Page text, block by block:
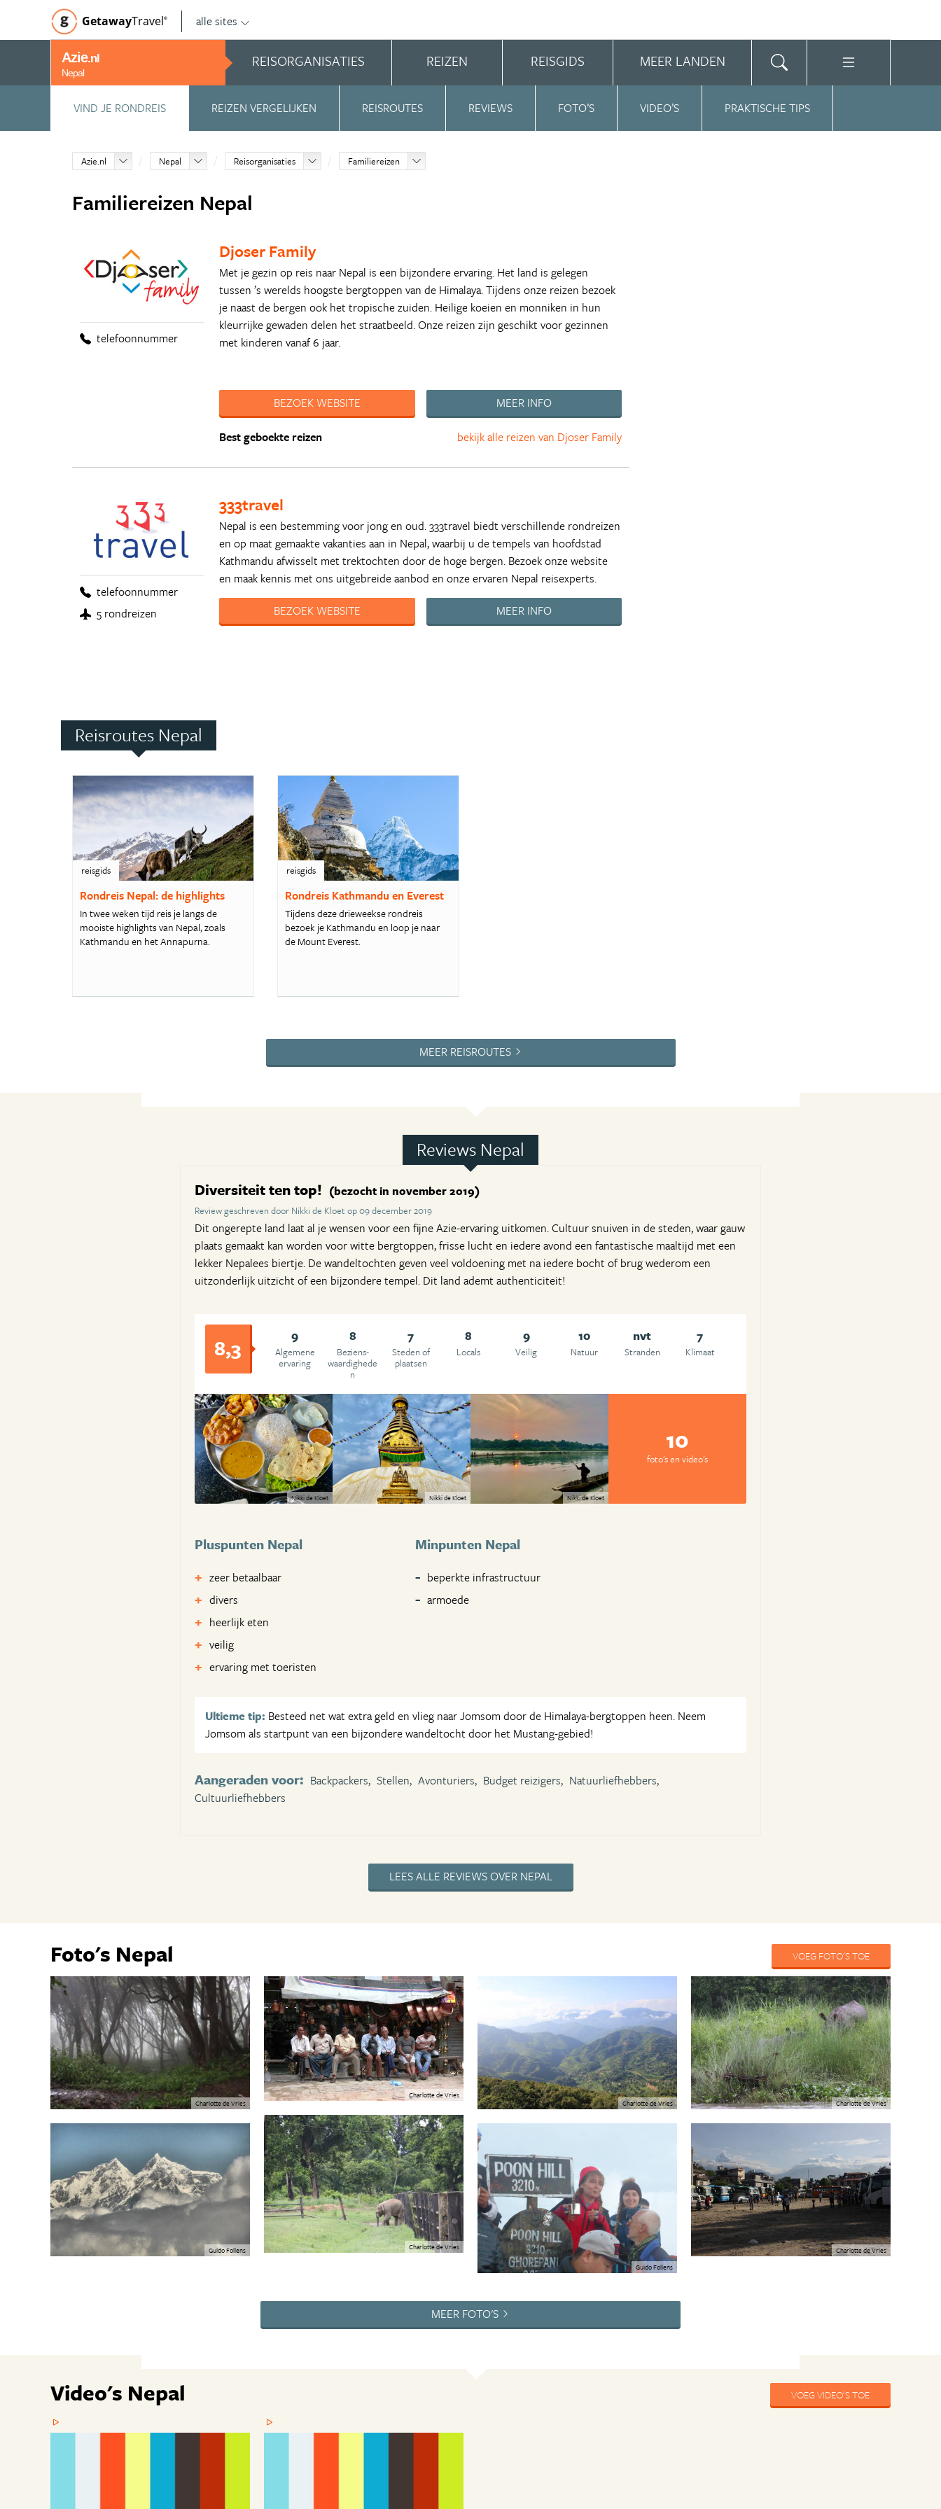
GetawayTravel© alle sites
Azie.nl
Nepal
REISORGANISATIES REIZEN REISGIDS MEER LANDEN
VIND JE RONDREIS REIZEN VERGELIJKEN REISROUTES REVIEWS FOTO’S VIDEO’S PRAKTISCHE TIPS
Azie.nl Nepal Reisorganisaties Familiereizen
Familiereizen Nepal
telefoonnummer
Djoser Family
Met je gezin op reis naar Nepal is een bijzondere ervaring. Het land is gelegen
tussen ’s werelds hoogste bergtoppen van de Himalaya. Tijdens onze reizen bezoek
je naast de bergen ook het tropische zuiden. Heilige koeien en monniken in hun
kleurrijke gewaden delen het straatbeeld. Onze reizen zijn geschikt voor gezinnen
met kinderen vanaf 6 jaar.
BEZOEK WEBSITE MEER INFO
bekijk alle reizen van Djoser Family
Best geboekte reizen
telefoonnummer
5 rondreizen
333travel
Nepal is een bestemming voor jong en oud. 333travel biedt verschillende rondreizen
en op maat gemaakte vakanties aan in Nepal, waarbij u de tempels van hoofdstad
Kathmandu afwisselt met trektochten door de hoge bergen. Bezoek onze website
en maak kennis met ons uitgebreide aanbod en onze ervaren Nepal reisexperts.
BEZOEK WEBSITE
MEER INFO
Reisroutes Nepal
reisgids
Rondreis Nepal: de highlights
In twee weken tijd reis je langs de
mooiste highlights van Nepal, zoals
Kathmandu en het Annapurna.
reisgids
Rondreis Kathmandu en Everest
Tijdens deze drieweekse rondreis
bezoek je Kathmandu en loop je naar
de Mount Everest.
MEER REISROUTES
Reviews Nepal
Diversiteit ten top! (bezocht in november 2019)
Review geschreven door Nikki de Kloet op 09 december 2019
Dit ongerepte land laat al je wensen voor een fijne Azie-ervaring uitkomen. Cultuur snuiven in de steden, waar gauw
plaats gemaakt kan worden voor witte bergtoppen, frisse lucht en iedere avond een fantastische maaltijd met een
lekker Nepalees biertje. De wandeltochten geven veel voldoening met na iedere bocht of brug wederom een
uitzonderlijk uitzicht of een bijzondere tempel. Dit land ademt authenticiteit!
8,3 9
Algemene
ervaring
8
Beziens­
waardighede
n
7
Steden of
plaatsen
8
Locals
9
Veilig
10
Natuur
nvt
Stranden
7
Klimaat
Nikki de Kloet Nikki de Kloet Nikki de Kloet
10
foto's en video's
Pluspunten Nepal
zeer betaalbaar
divers
heerlijk eten
veilig
ervaring met toeristen
Minpunten Nepal
beperkte infrastructuur
armoede
Ultieme tip: Besteed net wat extra geld en vlieg naar Jomsom door de Himalaya-bergtoppen heen. Neem
Jomsom als startpunt van een bijzondere wandeltocht door het Mustang-gebied!
Aangeraden voor: Backpackers, Stellen, Avonturiers, Budget reizigers, Natuurliefhebbers,
Cultuurliefhebbers
LEES ALLE REVIEWS OVER NEPAL
VOEG FOTO'S TOE
Foto's Nepal
Charlotte de Vries
Charlotte de Vries
Charlotte de Vries
Charlotte de Vries
Charlotte de Vries Charlotte de Vries
Guido Follens
Guido Follens
MEER FOTO'S
VOEG VIDEO'S TOE
Video's Nepal